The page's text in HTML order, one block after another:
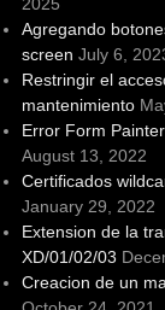
Agregando
screen July 6,
Restringir el
mantenimiento
Error Form
August 13, 2022
Certificados
January 29, 2022
Extension de la
XD/01/02/03
Creacion de un